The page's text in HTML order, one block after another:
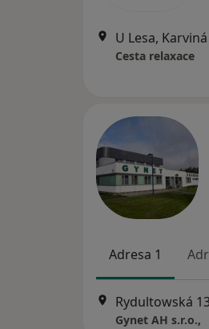
U Lesa, Karviná
Cesta relaxace
Adresa 1
Rydultowská
Gynet AH s.r.o.,